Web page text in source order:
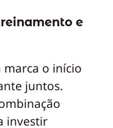
e
marca o início
juntos.
investir